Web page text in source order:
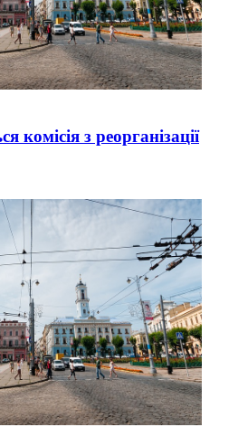
комісія з реорганізації